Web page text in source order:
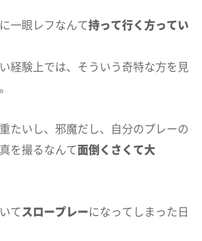
一眼レフなんて持って行く方ってい
経験上では、そういう奇特な方を見
たいし、邪魔だし、自分のプレーの
を撮るなんて面倒くさくて大
てスロープレーになってしまった日